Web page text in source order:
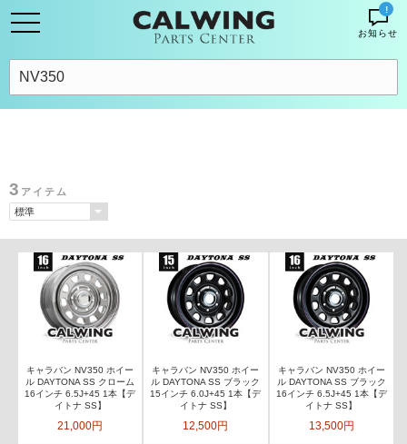
!
お知らせ
3 アイテム
キャラバン NV350 ホイー
ル DAYTONA SS クローム
16インチ 6.5J+45 1本【デ
イトナ SS】
21,000円
キャラバン NV350 ホイー
ル DAYTONA SS ブラック
15インチ 6.0J+45 1本【デ
イトナ SS】
12,500円
キャラバン NV350 ホイー
ル DAYTONA SS ブラック
16インチ 6.5J+45 1本【デ
イトナ SS】
13,500円